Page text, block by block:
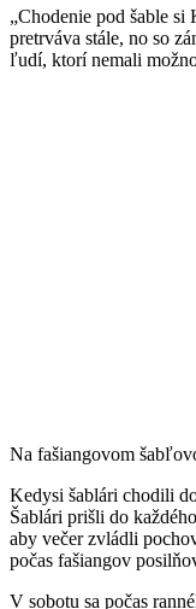
„Chodenie pod šable
pretrváva stále, no so
ľudí, ktorí nemali
Na fašiangovom
Kedysi šablári chodili
Šablári prišli do
aby večer zvládli
počas fašiangov
V sobotu sa počas